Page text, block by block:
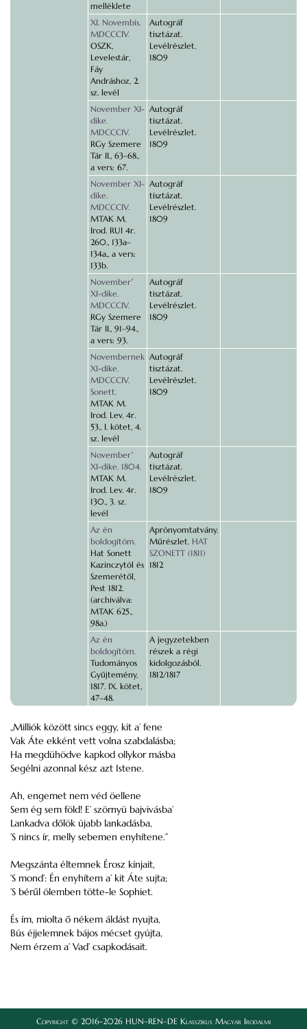
melléklete
XI. Novembis.
MDCCCIV.
OSZK,
Levelestár,
Fáy
Andráshoz, 2.
sz. levél
Autográf
tisztázat.
Levélrészlet.
1809
November XI-
dike.
MDCCCIV.
RGy Szemere
Tár II., 63–68.,
a vers: 67.
Autográf
tisztázat.
Levélrészlet.
1809
November XI-
dike.
MDCCCIV.
MTAK M.
Irod. RUI 4r.
260., 133a–
134a., a vers:
133b.
Autográf
tisztázat.
Levélrészlet.
1809
Novemberʼ
XI-dike.
MDCCCIV.
RGy Szemere
Tár II., 91–94.,
a vers: 93.
Autográf
tisztázat.
Levélrészlet.
1809
Novembernek
XI-dike.
MDCCCIV.
Sonett.
MTAK M.
Irod. Lev. 4r.
53., I. kötet, 4.
sz. levél
Autográf
tisztázat.
Levélrészlet.
1809
Novemberʼ
XI-dike. 1804.
MTAK M.
Irod. Lev. 4r.
130., 3. sz.
levél
Autográf
tisztázat.
Levélrészlet.
1809
Az én
boldogítóm.
Hat Sonett
Kazinczytól és
Szemerétől,
Pest 1812.
(archiválva:
MTAK 625.,
98a.)
Aprónyomtatvány.
Műrészlet. HAT
SZONETT (1811)
1812
Az én
boldogítóm.
Tudományos
Gyűjtemény,
1817. IX. kötet,
47–48.
A jegyzetekben
részek a régi
kidolgozásból.
1812/1817
„Milliók között sincs eggy, kit a’ fene
Vak Áte ekként vett volna szabdalásba;
Ha megdühödve kapkod ollykor másba
Segélni azonnal kész azt Istene.
Ah, engemet nem véd öellene
Sem ég sem föld! E’ szörnyü bajvivásba’
Lankadva dőlök újabb lankadásba,
’S nincs ír, melly sebemen enyhítene.”
Megszánta éltemnek Érosz kínjait,
’S mond’: Én enyhítem a’ kit Áte sujta;
’S bérűl ölemben tötte-le Sophiet.
És ím, miolta ő nékem áldást nyujta,
Bús éjjelemnek bájos mécset gyújta,
Nem érzem a’ Vad’ csapkodásait.
Copyright © 2016-2026 HUN–REN–DE Klasszikus Magyar Irodalmi